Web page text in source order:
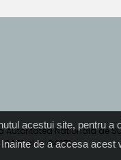
acestui site, pentru
de a accesa
Nationala de
si nr. 34271